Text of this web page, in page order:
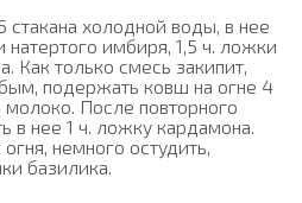
стакана холодной воды, в нее
имбиря, 1,5 ч. ложки
Как только смесь закипит,
подержать ковш на огне 4
После повторного
в нее 1 ч. ложку кардамона.
немного остудить,
базилика.